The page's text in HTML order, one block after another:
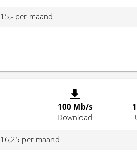
15,- per maand
100 Mb/s
Download
16,25 per maand